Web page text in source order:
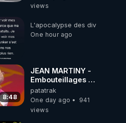
views
L'apocalypse des divulgations
One hour ago
8:48
JEAN MARTINY -
Embouteillages à
Paris
patatrak
One day ago
941
views